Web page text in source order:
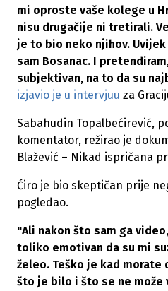
mi oproste vaše kolege u
nisu drugačije ni tretirali.
je to bio neko njihov.
sam Bosanac. I
subjektivan, na to da su
izjavio je u intervjuu za
Sabahudin Topalbećirević,
komentator, režirao je
Blažević – Nikad ispričana
Ćiro je bio skeptičan prije
pogledao.
"Ali nakon što sam ga
toliko emotivan da su mi
želeo. Teško je kad morate
što je bilo i što se ne može